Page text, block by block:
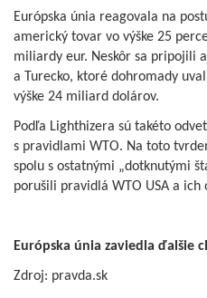
Európska únia reagovala na
americký tovar vo výške 25
miliardy eur. Neskôr sa pripojili
a Turecko, ktoré dohromady
výške 24 miliard dolárov.
Podľa Lighthizera sú takéto
s pravidlami WTO. Na toto
spolu s ostatnými „dotknutými
porušili pravidlá WTO USA a ich
Európska únia zaviedla ďalšie
Zdroj: pravda.sk